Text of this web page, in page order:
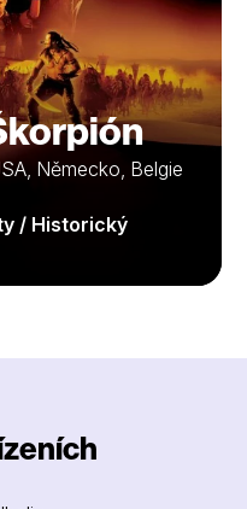
Německo, Belgie
/ Historický